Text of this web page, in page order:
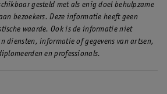
gesteld met als enig doel behulpzame
bezoekers. Deze informatie heeft geen
waarde. Ook is de informatie niet
diensten, informatie of gegevens van artsen,
en professionals.